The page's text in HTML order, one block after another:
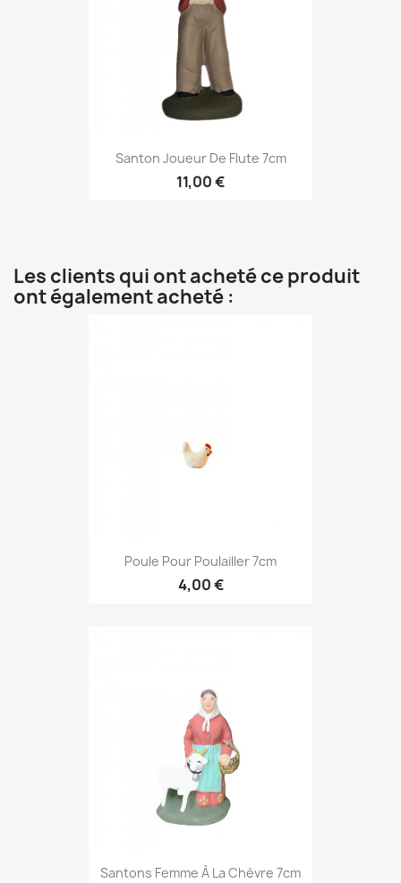
Santon Joueur De Flute 7cm
11,00 €
Les clients qui ont acheté ce produit
ont également acheté :
Poule Pour Poulailler 7cm
4,00 €
Santons Femme À La Chèvre 7cm